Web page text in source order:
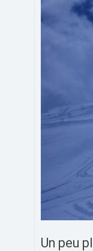
Un peu